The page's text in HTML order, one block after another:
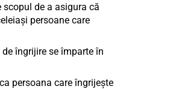
de a asigura că
persoane care
îngrijire se împarte în
persoana care îngrijește